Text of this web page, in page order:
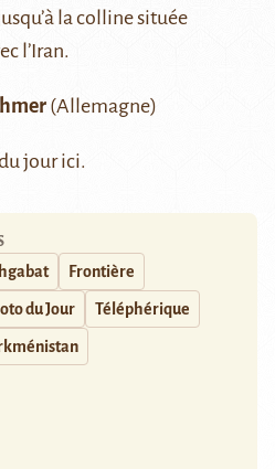
la colline située
l’Iran.
(Allemagne)
jourici.
Frontière
du Jour Téléphérique